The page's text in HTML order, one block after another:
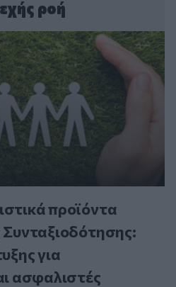
ροή
προϊόντα
για
ασφαλιστές